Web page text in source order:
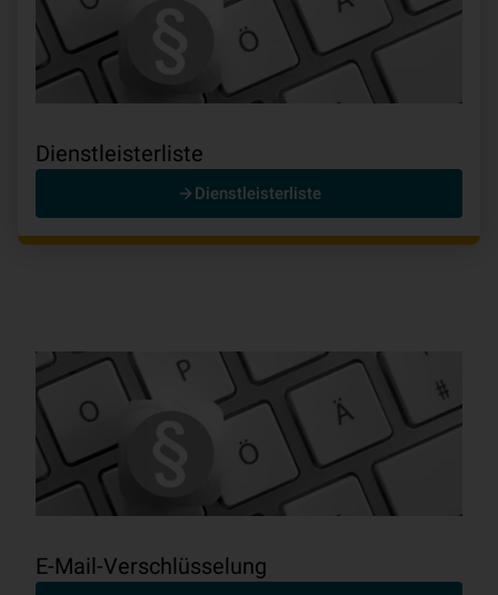
Dienstleisterliste
Dienstleisterliste
E-Mail-Verschlüsselung